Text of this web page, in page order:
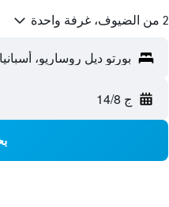
2 من الضيوف، غرفة واحدة
ج 14/8